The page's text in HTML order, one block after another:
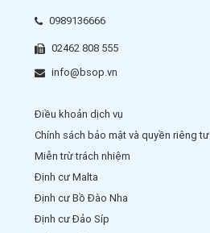
0989136666
02462 808 555
info@bsop.vn
Điều khoản dịch vụ
Chính sách bảo mật và quyền riêng tư
Miễn trừ trách nhiệm
Định cư Malta
Định cư Bồ Đào Nha
Định cư Đảo Síp